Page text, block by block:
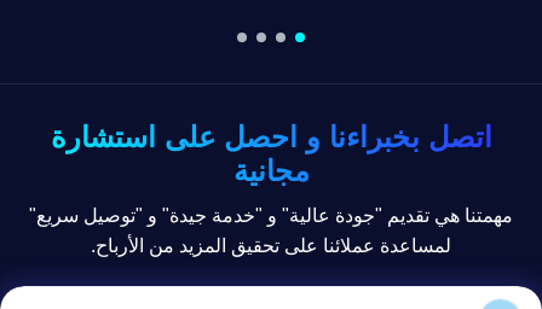
اتصل بخبراءنا و احصل على استشارة
مجانية
مهمتنا هي تقديم "جودة عالية" و "خدمة جيدة" و "توصيل سريع"
لمساعدة عملائنا على تحقيق المزيد من الأرباح.